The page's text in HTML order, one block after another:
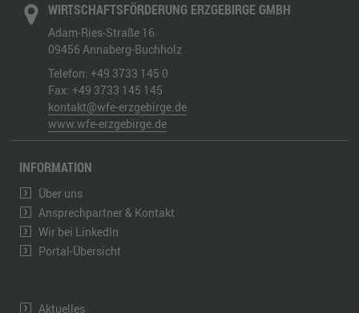
WIRTSCHAFTSFÖRDERUNG ERZGEBIRGE GMBH
Adam-Ries-Straße 16
09456 Annaberg-Buchholz
Telefon: +49 3733 145 0
Fax: +49 3733 145 145
kontakt@wfe-erzgebirge.de
www.wfe-erzgebirge.de
INFORMATION
Über uns
Ansprechpartner & Kontakt
Wir bei LinkedIn
Portal-Übersicht
Aktuelles